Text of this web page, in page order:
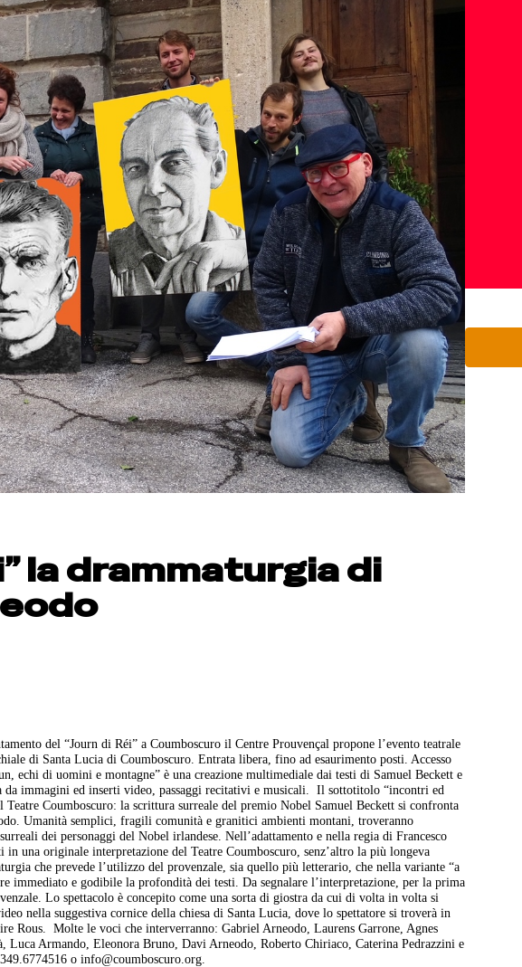
la drammaturgia di
del “Journ di Réi” a Coumboscuro il Centre Prouvençal propone l’evento teatrale
di Santa Lucia di Coumboscuro. Entrata libera, fino ad esaurimento posti. Accesso
echi di uomini e montagne” è una creazione multimediale dai testi di Samuel Beckett e
immagini ed inserti video, passaggi recitativi e musicali.
Il sottotitolo “incontri ed
Coumboscuro: la scrittura surreale del premio Nobel Samuel Beckett si confronta
Umanità semplici, fragili comunità e granitici ambienti montani, troveranno
dei personaggi del Nobel irlandese. Nell’adattamento e nella regia di Francesco
una originale interpretazione del Teatre Coumboscuro, senz’altro la più longeva
che prevede l’utilizzo del provenzale, sia quello più letterario, che nella variante “a
immediato e godibile la profondità dei testi. Da segnalare l’interpretazione, per la prima
Lo spettacolo è concepito come una sorta di giostra da cui di volta in volta si
nella suggestiva cornice della chiesa di Santa Lucia, dove lo spettatore si troverà in
Rous.
Molte le voci che interverranno: Gabriel Arneodo, Laurens Garrone, Agnes
Luca Armando, Eleonora Bruno, Davi Arneodo, Roberto Chiriaco, Caterina Pedrazzini e
o info@coumboscuro.org.